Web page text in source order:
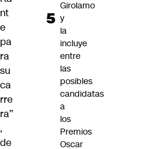
nt
e
pa
ra
su
ca
rre
ra”
,
de
Girolamo
y
la
incluye
entre
las
posibles
candidatas
a
los
Premios
Oscar